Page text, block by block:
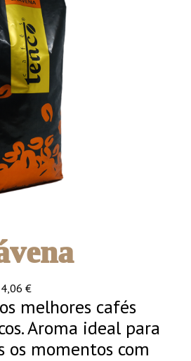
€
melhores cafés
Aroma ideal para
os momentos com